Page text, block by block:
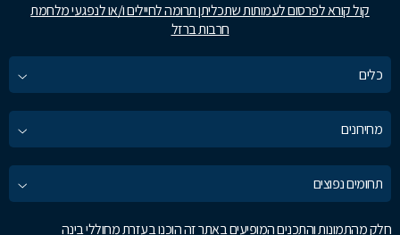
קול קורא לפרסום לעמותות שתכליתן תרומה לחיילים ו/או לנפגעי מלחמת
חרבות ברזל
כלים
מחירונים
תחומים נפוצים
חלק מהתמונות והתכנים המופיעים באתר זה הוכנו בעזרת מחוללי בינה